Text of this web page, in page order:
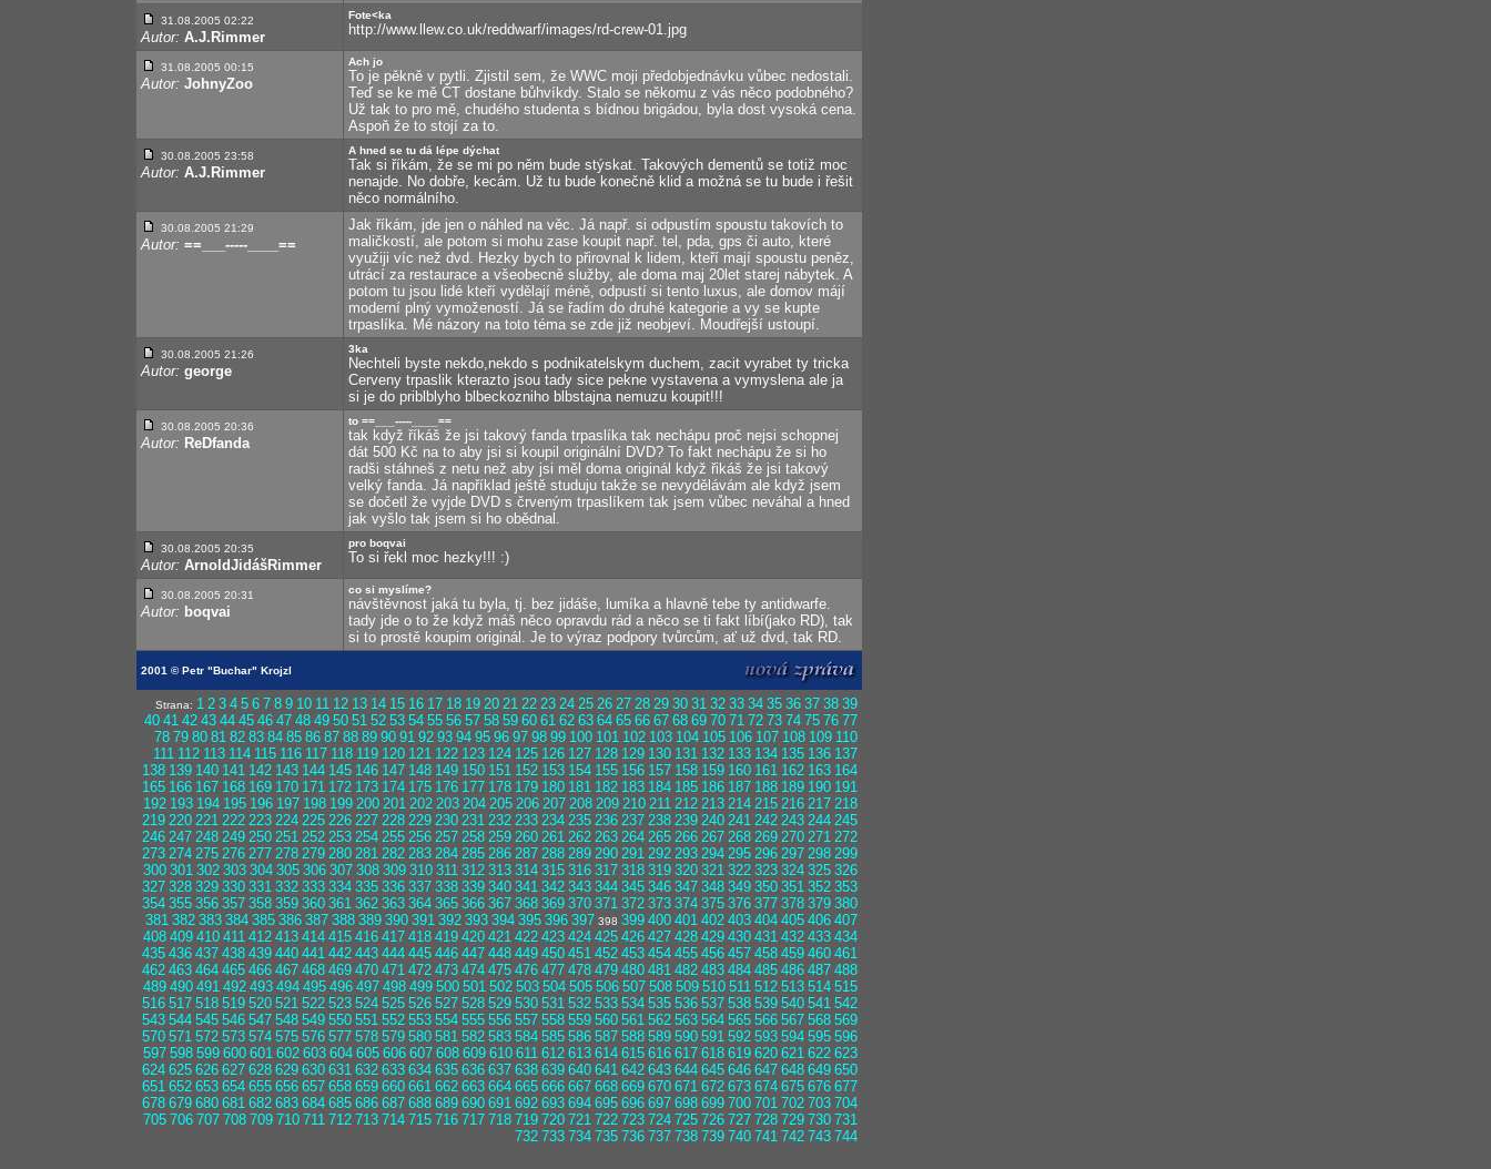
31.08.2005 02:22
Autor: A.J.Rimmer
Fote<ka
http://www.llew.co.uk/reddwarf/images/rd-crew-01.jpg
31.08.2005 00:15
Autor: JohnyZoo
Ach jo
To je pěkně v pytli. Zjistil sem, že WWC moji předobjednávku vůbec nedostali.
Teď se ke mě ČT dostane bůhvíkdy. Stalo se někomu z vás něco podobného?
Už tak to pro mě, chudého studenta s bídnou brigádou, byla dost vysoká cena.
Aspoň že to stojí za to.
30.08.2005 23:58
Autor: A.J.Rimmer
A hned se tu dá lépe dýchat
Tak si říkám, že se mi po něm bude stýskat. Takových dementů se totiž moc
nenajde. No dobře, kecám. Už tu bude konečně klid a možná se tu bude i řešit
něco normálního.
30.08.2005 21:29
Autor: ==___-----____==
Jak říkám, jde jen o náhled na věc. Já např. si odpustím spoustu takovích to
maličkostí, ale potom si mohu zase koupit např. tel, pda, gps či auto, které
využiji víc než dvd. Hezky bych to přirovnal k lidem, kteří mají spoustu peněz,
utrácí za restaurace a všeobecně služby, ale doma maj 20let starej nábytek. A
potom tu jsou lidé kteří vydělají méně, odpustí si tento luxus, ale domov májí
moderní plný vymožeností. Já se řadím do druhé kategorie a vy se kupte
trpaslíka. Mé názory na toto téma se zde již neobjeví. Moudřejší ustoupí.
30.08.2005 21:26
Autor: george
3ka
Nechteli byste nekdo,nekdo s podnikatelskym duchem, zacit vyrabet ty tricka
Cerveny trpaslik kterazto jsou tady sice pekne vystavena a vymyslena ale ja
si je do priblblyho blbeckozniho blbstajna nemuzu koupit!!!
30.08.2005 20:36
Autor: ReDfanda
to ==___-----____==
tak když říkáš že jsi takový fanda trpaslíka tak nechápu proč nejsi schopnej
dát 500 Kč na to aby jsi si koupil originální DVD? To fakt nechápu že si ho
radši stáhneš z netu než aby jsi měl doma originál když řikáš že jsi takový
velký fanda. Já například ještě studuju takže se nevydělávám ale když jsem
se dočetl že vyjde DVD s črveným trpaslíkem tak jsem vůbec neváhal a hned
jak vyšlo tak jsem si ho obědnal.
30.08.2005 20:35
Autor: ArnoldJidášRimmer
pro boqvai
To si řekl moc hezky!!! :)
30.08.2005 20:31
Autor: boqvai
co si myslíme?
návštěvnost jaká tu byla, tj. bez jidáše, lumíka a hlavně tebe ty antidwarfe.
tady jde o to že když máš něco opravdu rád a něco se ti fakt líbí(jako RD), tak
si to prostě koupim originál. Je to výraz podpory tvůrcům, ať už dvd, tak RD.
2001 © Petr "Buchar" Krojzl
Strana: 1 2 3 4 5 6 7 8 9 10 11 12 13 14 15 16 17 18 19 20 21 22 23 24 25 26 27 28 29 30 31 32 33 34 35 36 37 38 39
40 41 42 43 44 45 46 47 48 49 50 51 52 53 54 55 56 57 58 59 60 61 62 63 64 65 66 67 68 69 70 71 72 73 74 75 76 77
78 79 80 81 82 83 84 85 86 87 88 89 90 91 92 93 94 95 96 97 98 99 100 101 102 103 104 105 106 107 108 109 110
111 112 113 114 115 116 117 118 119 120 121 122 123 124 125 126 127 128 129 130 131 132 133 134 135 136 137
138 139 140 141 142 143 144 145 146 147 148 149 150 151 152 153 154 155 156 157 158 159 160 161 162 163 164
165 166 167 168 169 170 171 172 173 174 175 176 177 178 179 180 181 182 183 184 185 186 187 188 189 190 191
192 193 194 195 196 197 198 199 200 201 202 203 204 205 206 207 208 209 210 211 212 213 214 215 216 217 218
219 220 221 222 223 224 225 226 227 228 229 230 231 232 233 234 235 236 237 238 239 240 241 242 243 244 245
246 247 248 249 250 251 252 253 254 255 256 257 258 259 260 261 262 263 264 265 266 267 268 269 270 271 272
273 274 275 276 277 278 279 280 281 282 283 284 285 286 287 288 289 290 291 292 293 294 295 296 297 298 299
300 301 302 303 304 305 306 307 308 309 310 311 312 313 314 315 316 317 318 319 320 321 322 323 324 325 326
327 328 329 330 331 332 333 334 335 336 337 338 339 340 341 342 343 344 345 346 347 348 349 350 351 352 353
354 355 356 357 358 359 360 361 362 363 364 365 366 367 368 369 370 371 372 373 374 375 376 377 378 379 380
381 382 383 384 385 386 387 388 389 390 391 392 393 394 395 396 397 398 399 400 401 402 403 404 405 406 407
408 409 410 411 412 413 414 415 416 417 418 419 420 421 422 423 424 425 426 427 428 429 430 431 432 433 434
435 436 437 438 439 440 441 442 443 444 445 446 447 448 449 450 451 452 453 454 455 456 457 458 459 460 461
462 463 464 465 466 467 468 469 470 471 472 473 474 475 476 477 478 479 480 481 482 483 484 485 486 487 488
489 490 491 492 493 494 495 496 497 498 499 500 501 502 503 504 505 506 507 508 509 510 511 512 513 514 515
516 517 518 519 520 521 522 523 524 525 526 527 528 529 530 531 532 533 534 535 536 537 538 539 540 541 542
543 544 545 546 547 548 549 550 551 552 553 554 555 556 557 558 559 560 561 562 563 564 565 566 567 568 569
570 571 572 573 574 575 576 577 578 579 580 581 582 583 584 585 586 587 588 589 590 591 592 593 594 595 596
597 598 599 600 601 602 603 604 605 606 607 608 609 610 611 612 613 614 615 616 617 618 619 620 621 622 623
624 625 626 627 628 629 630 631 632 633 634 635 636 637 638 639 640 641 642 643 644 645 646 647 648 649 650
651 652 653 654 655 656 657 658 659 660 661 662 663 664 665 666 667 668 669 670 671 672 673 674 675 676 677
678 679 680 681 682 683 684 685 686 687 688 689 690 691 692 693 694 695 696 697 698 699 700 701 702 703 704
705 706 707 708 709 710 711 712 713 714 715 716 717 718 719 720 721 722 723 724 725 726 727 728 729 730 731
732 733 734 735 736 737 738 739 740 741 742 743 744